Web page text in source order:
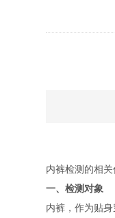
内裤检测的相关
一、检测对象
内裤，作为贴